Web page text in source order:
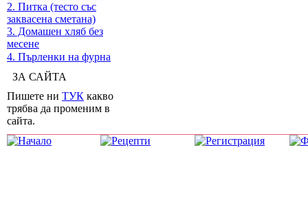
2. Питка (тесто със
заквасена сметана)
3. Домашен хляб без
месене
4. Пърленки на фурна
ЗА САЙТА
Пишете ни ТУК какво
трябва да променим в
сайта.